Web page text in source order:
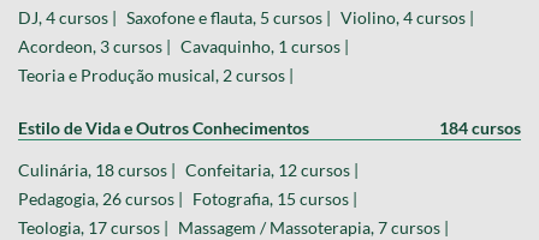
DJ, 4 cursos | Saxofone e flauta, 5 cursos | Violino, 4 cursos |
Acordeon, 3 cursos | Cavaquinho, 1 cursos |
Teoria e Produção musical, 2 cursos |
Estilo de Vida e Outros Conhecimentos 184 cursos
Culinária, 18 cursos | Confeitaria, 12 cursos |
Pedagogia, 26 cursos | Fotografia, 15 cursos |
Teologia, 17 cursos | Massagem / Massoterapia, 7 cursos |